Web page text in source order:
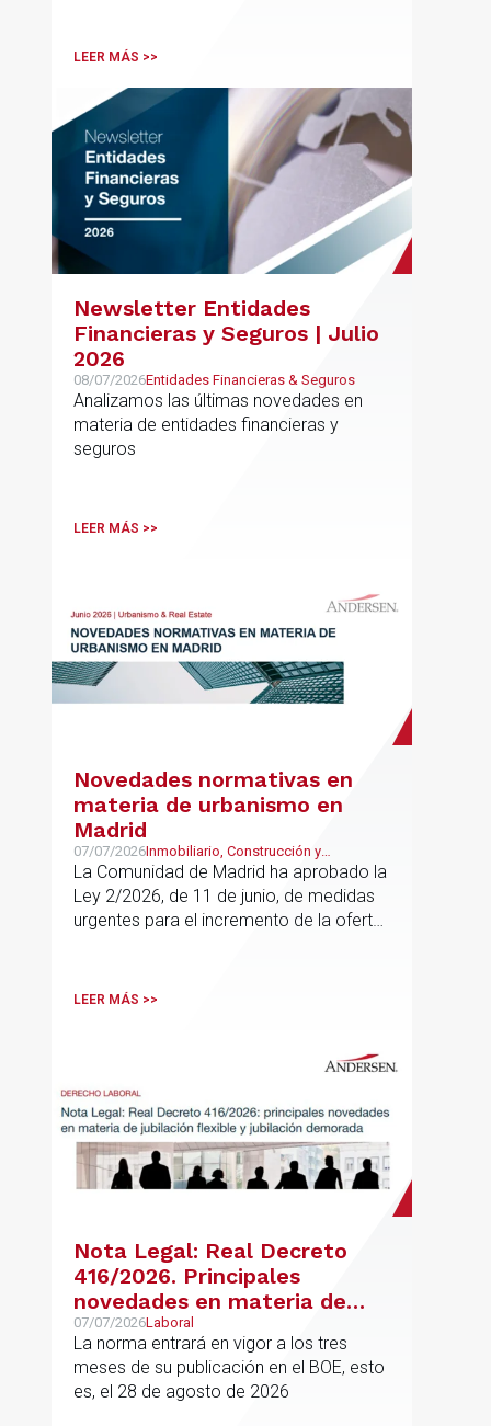
LEER MÁS >>
Newsletter Entidades
Financieras y Seguros | Julio
2026
08/07/2026Entidades Financieras & Seguros
Analizamos las últimas novedades en
materia de entidades financieras y
seguros
LEER MÁS >>
Novedades normativas en
materia de urbanismo en
Madrid
07/07/2026Inmobiliario, Construcción y
Urbanismo
La Comunidad de Madrid ha aprobado la
Ley 2/2026, de 11 de junio, de medidas
urgentes para el incremento de la oferta
LEER MÁS >>
Nota Legal: Real Decreto
416/2026. Principales
novedades en materia de
jubilación flexible y jubilación
demorada
07/07/2026Laboral
La norma entrará en vigor a los tres
meses de su publicación en el BOE, esto
es, el 28 de agosto de 2026